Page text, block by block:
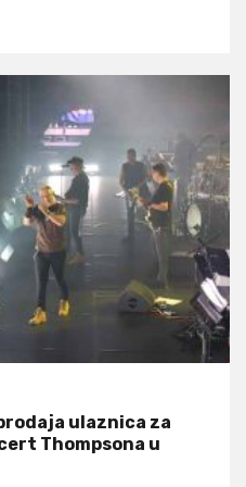
ulaznica za
Thompsona u